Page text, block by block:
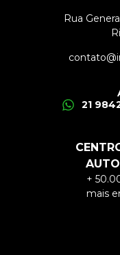
Rua
21
+
mais